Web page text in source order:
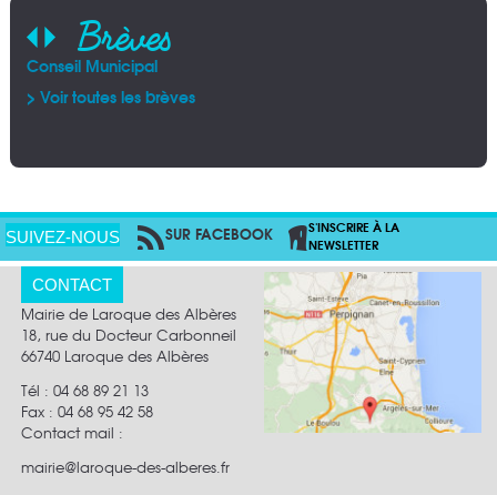
Brèves
Conseil Municipal
> Voir toutes les brèves
SUIVEZ-NOUS SUR FACEBOOK
PAR RSS
S'INSCRIRE À LA
NEWSLETTER
CONTACT
Mairie de Laroque des Albères
18, rue du Docteur Carbonneil
66740 Laroque des Albères
Tél : 04 68 89 21 13
Fax : 04 68 95 42 58
Contact mail :
mairie@laroque-des-alberes.fr